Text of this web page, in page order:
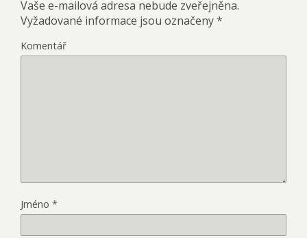
Vaše e-mailová adresa nebude zveřejněna.
Vyžadované informace jsou označeny*
Komentář
Jméno *